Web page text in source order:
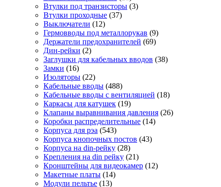
Втулки под транзисторы (3)
Втулки проходные (37)
Выключатели (12)
Гермовводы под металлорукав (9)
Держатели предохранителей (69)
Дин-рейки (2)
Заглушки для кабельных вводов (38)
Замки (16)
Изоляторы (22)
Кабельные вводы (488)
Кабельные вводы с вентиляцией (18)
Каркасы для катушек (19)
Клапаны выравнивания давления (26)
Коробки распределительные (14)
Корпуса для рэа (543)
Корпуса кнопочных постов (43)
Корпуса на din-рейку (28)
Крепления на din рейку (21)
Кронштейны для видеокамер (12)
Макетные платы (14)
Модули пельтье (13)